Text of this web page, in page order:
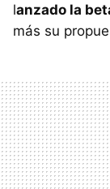
lanzado la
más su